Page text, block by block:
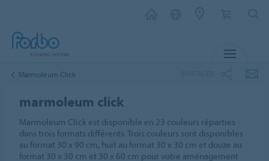
Marmoleum Click
marmoleum click
Marmoleum Click est disponible en 23 couleurs réparties
dans trois formats différents. Trois couleurs sont disponibles
au format 30 x 90 cm, huit au format 30 x 30 cm et douze au
format 30 x 30 cm et 30 x 60 cm pour votre aménagement